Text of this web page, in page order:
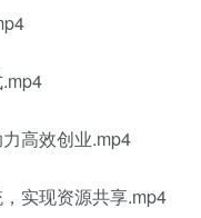
高效创业.mp4
实现资源共享.mp4